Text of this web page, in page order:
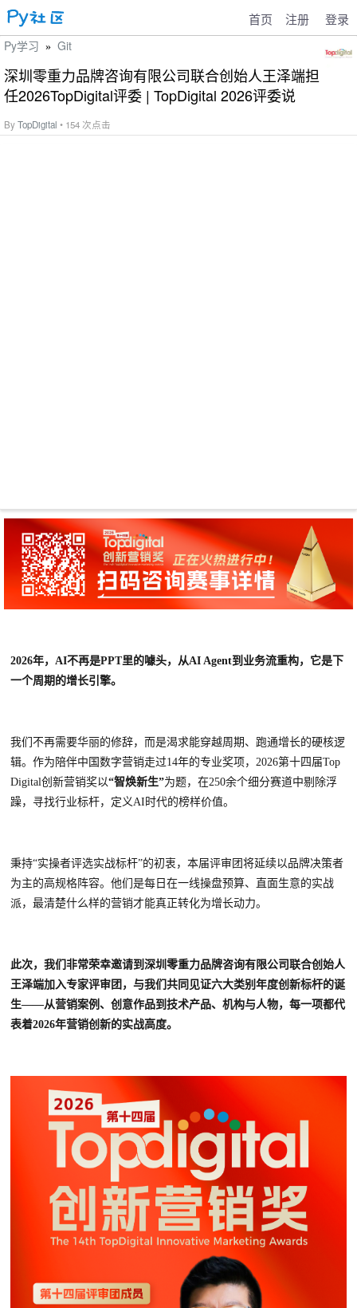
首页 注册 登录
Py学习 » Git
深圳零重力品牌咨询有限公司联合创始人王泽端担
任2026TopDigital评委 | TopDigital 2026评委说
ByTopDigital • 154 次点击
2026年，AI不再是PPT里的噱头，从AI Agent到业务流重构，它是下
一个周期的增长引擎。
我们不再需要华丽的修辞，而是渴求能穿越周期、跑通增长的硬核逻
辑。作为陪伴中国数字营销走过14年的专业奖项，2026第十四届Top
Digital创新营销奖以“智焕新生”为题，在250余个细分赛道中剔除浮
躁，寻找行业标杆，定义AI时代的榜样价值。
秉持“实操者评选实战标杆”的初衷， 本届评审团将延续以品牌决策者
为主的高规格阵容。他们是每日在一线操盘预算、直面生意的实战
派，最清楚什么样的营销才能真正转化为增长动力。
此次，我们非常荣幸邀请到深圳零重力品牌咨询有限公司联合创始人
王泽端加入专家评审团，与我们共同见证六大类别年度创新标杆的诞
生——从营销案例、创意作品到技术产品、机构与人物，每一项都代
表着2026年营销创新的实战高度。